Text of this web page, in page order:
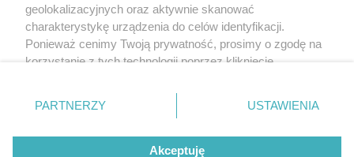
O nas
geolokalizacyjnych oraz aktywnie skanować
charakterystykę urządzenia do celów identyfikacji.
Ponieważ cenimy Twoją prywatność, prosimy o zgodę na
korzystanie z tych technologii poprzez kliknięcie
zmienić/wycofać klikając przycisk ustawień prywatności
znajdujący się w lewym dolnym rogu strony
rodzaje przetwarzania danych nie wymagają zgody
użytkownika, ale masz prawo sprzeciwić się takiemu
PARTNERZY USTAWIENIA
Akceptuję